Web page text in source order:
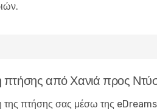
πτήσης από Χανιά προς
πτήσης σας μέσω της eDreams